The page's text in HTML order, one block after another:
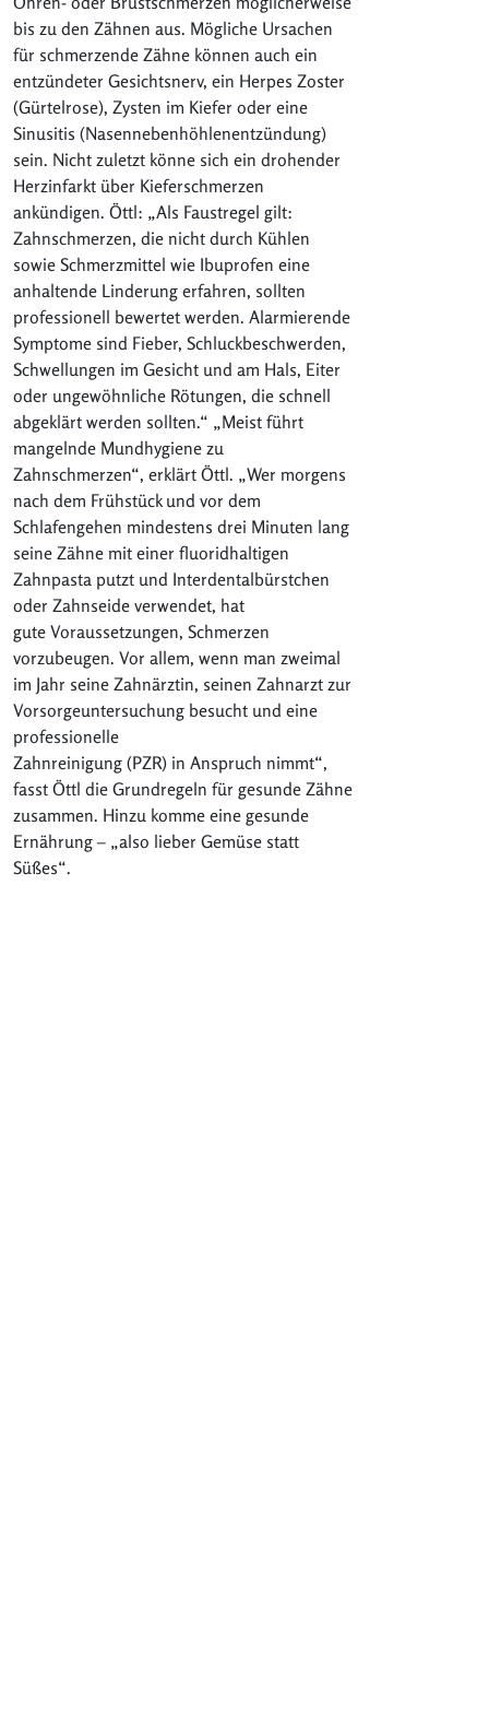
bis zu den Zähnen aus. Mögliche Ursachen
für schmerzende Zähne können auch ein
entzündeter Gesichtsnerv, ein Herpes Zoster
(Gürtelrose), Zysten im Kiefer oder eine
Sinusitis (Nasennebenhöhlenentzündung)
sein. Nicht zuletzt könne sich ein drohender
Herzinfarkt über Kieferschmerzen
ankündigen. Öttl: „Als Faustregel gilt:
Zahnschmerzen, die nicht durch Kühlen
sowie Schmerzmittel wie Ibuprofen eine
anhaltende Linderung erfahren, sollten
professionell bewertet werden. Alarmierende
Symptome sind Fieber, Schluckbeschwerden,
Schwellungen im Gesicht und am Hals, Eiter
oder ungewöhnliche Rötungen, die schnell
abgeklärt werden sollten.“ „Meist führt
mangelnde Mundhygiene zu
Zahnschmerzen“, erklärt Öttl. „Wer morgens
nach dem Frühstück und vor dem
Schlafengehen mindestens drei Minuten lang
seine Zähne mit einer fluoridhaltigen
Zahnpasta putzt und Interdentalbürstchen
oder Zahnseide verwendet, hat
gute Voraussetzungen, Schmerzen
vorzubeugen. Vor allem, wenn man zweimal
im Jahr seine Zahnärztin, seinen Zahnarzt zur
Vorsorgeuntersuchung besucht und eine
professionelle
Zahnreinigung (PZR) in Anspruch nimmt“,
fasst Öttl die Grundregeln für gesunde Zähne
zusammen. Hinzu komme eine gesunde
Ernährung – „also lieber Gemüse statt
Süßes“.